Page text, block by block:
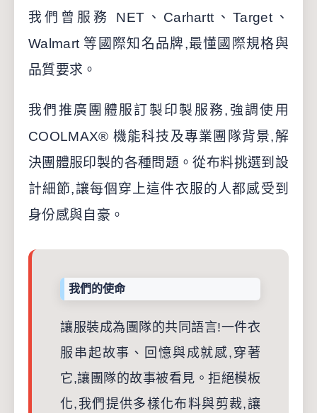
我們曾服務 NET、Carhartt、Target、
Walmart 等國際知名品牌,最懂國際規格與
品質要求。
我們推廣團體服訂製印製服務,強調使用
COOLMAX® 機能科技及專業團隊背景,解
決團體服印製的各種問題。從布料挑選到設
計細節,讓每個穿上這件衣服的人都感受到
身份感與自豪。
我們的使命
讓服裝成為團隊的共同語言!一件衣
服串起故事、回憶與成就感,穿著
它,讓團隊的故事被看見。拒絕模板
化,我們提供多樣化布料與剪裁,讓